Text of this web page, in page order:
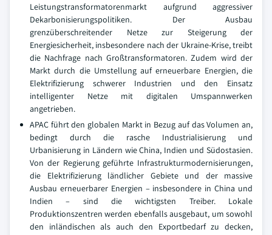
Leistungstransformatorenmarkt aufgrund aggressiver
Dekarbonisierungspolitiken. Der Ausbau
grenzüberschreitender Netze zur Steigerung der
Energiesicherheit, insbesondere nach der Ukraine-Krise, treibt
die Nachfrage nach Großtransformatoren. Zudem wird der
Markt durch die Umstellung auf erneuerbare Energien, die
Elektrifizierung schwerer Industrien und den Einsatz
intelligenter Netze mit digitalen Umspannwerken
angetrieben.
APAC führt den globalen Markt in Bezug auf das Volumen an,
bedingt durch die rasche Industrialisierung und
Urbanisierung in Ländern wie China, Indien und Südostasien.
Von der Regierung geführte Infrastrukturmodernisierungen,
die Elektrifizierung ländlicher Gebiete und der massive
Ausbau erneuerbarer Energien – insbesondere in China und
Indien – sind die wichtigsten Treiber. Lokale
Produktionszentren werden ebenfalls ausgebaut, um sowohl
den inländischen als auch den Exportbedarf zu decken,